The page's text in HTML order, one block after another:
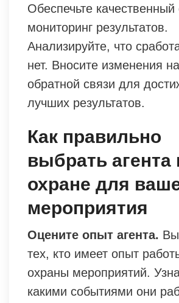
Обеспечьте
мониторинг результатов.
Анализируйте, что
нет. Вносите изменения
обратной связи для
лучших результатов.
Как правильно
выбрать агента
охране для
мероприятия
Оцените опыт агента.
тех, кто имеет опыт
охраны мероприятий.
какими событиями они